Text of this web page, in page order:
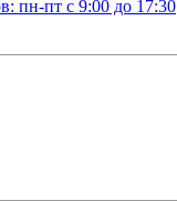
пн-пт с 9:00 до 17:30